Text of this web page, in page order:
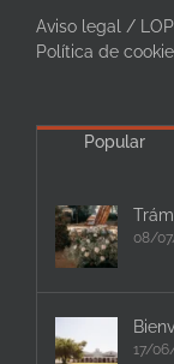
Aviso legal /
Política de
Popular
08/
17/